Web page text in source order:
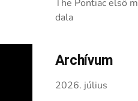
The Pontiac első
dala
Archívum
2026. július